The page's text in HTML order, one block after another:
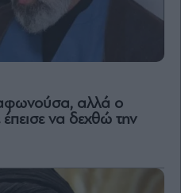
αλλά ο
να δεχθώ την